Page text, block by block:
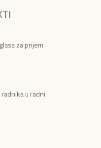
za prijem
u radni